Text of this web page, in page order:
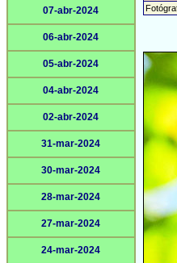
07-abr-2024
06-abr-2024
05-abr-2024
04-abr-2024
02-abr-2024
31-mar-2024
30-mar-2024
28-mar-2024
27-mar-2024
24-mar-2024